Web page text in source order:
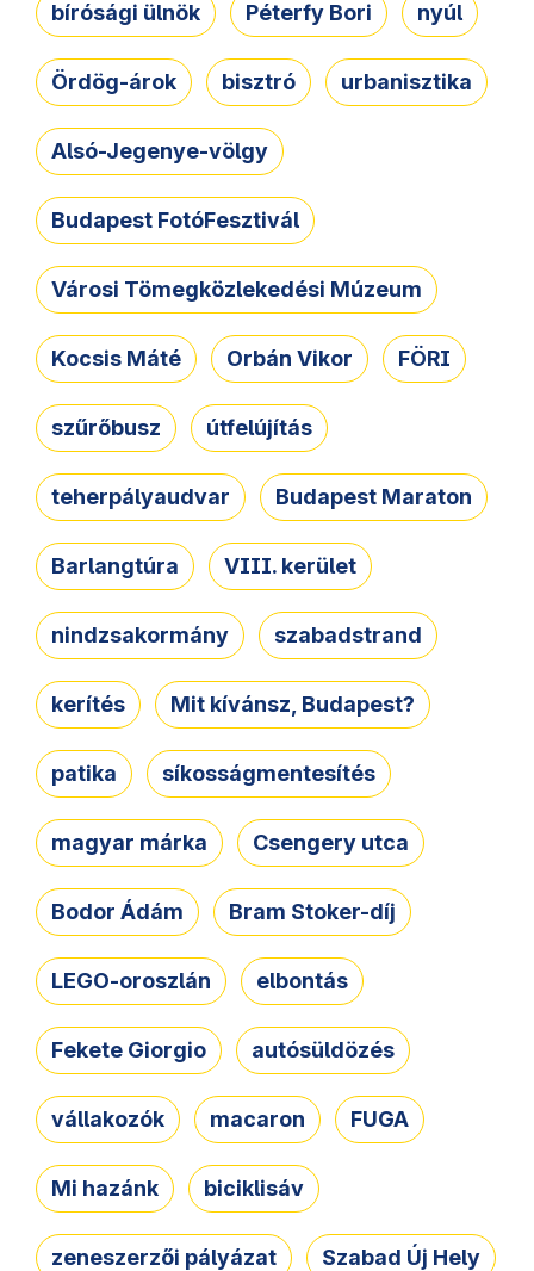
bírósági ülnök Péterfy Bori nyúl
Ördög-árok bisztró urbanisztika
Alsó-Jegenye-völgy
Budapest FotóFesztivál
Városi Tömegközlekedési Múzeum
Kocsis Máté Orbán Vikor FÖRI
szűrőbusz útfelújítás
teherpályaudvar Budapest Maraton
Barlangtúra VIII. kerület
nindzsakormány szabadstrand
kerítés Mit kívánsz, Budapest?
patika síkosságmentesítés
magyar márka Csengery utca
Bodor Ádám Bram Stoker-díj
LEGO-oroszlán elbontás
Fekete Giorgio autósüldözés
vállakozók macaron FUGA
Mi hazánk biciklisáv
zeneszerzői pályázat Szabad Új Hely